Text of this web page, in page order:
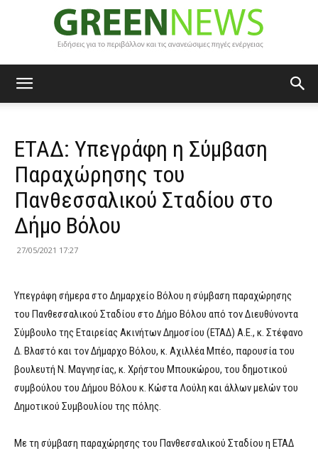
News
ΕΤΑΔ: Υπεγράφη η Σύμβαση
Παραχώρησης του
Πανθεσσαλικού Σταδίου στο
Δήμο Βόλου
27/05/2021 17:27
Υπεγράφη σήμερα στο Δημαρχείο Βόλου η σύμβαση παραχώρησης
του Πανθεσσαλικού Σταδίου στο Δήμο Βόλου από τον Διευθύνοντα
Σύμβουλο της Εταιρείας Ακινήτων Δημοσίου (ΕΤΑΔ) Α.Ε., κ. Στέφανο
Δ. Βλαστό και τον Δήμαρχο Βόλου, κ. Αχιλλέα Μπέο, παρουσία του
βουλευτή Ν. Μαγνησίας, κ. Χρήστου Μπουκώρου, του δημοτικού
συμβούλου του Δήμου Βόλου κ. Κώστα Λούλη και άλλων μελών του
Δημοτικού Συμβουλίου της πόλης.
Με τη σύμβαση παραχώρησης του Πανθεσσαλικού Σταδίου η ΕΤΑΔ